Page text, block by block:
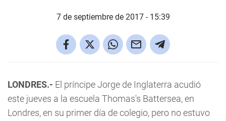
7 de septiembre de 2017 - 15:39
LONDRES.- El príncipe Jorge de Inglaterra acudió
este jueves a la escuela Thomas's Battersea, en
Londres, en su primer día de colegio, pero no estuvo